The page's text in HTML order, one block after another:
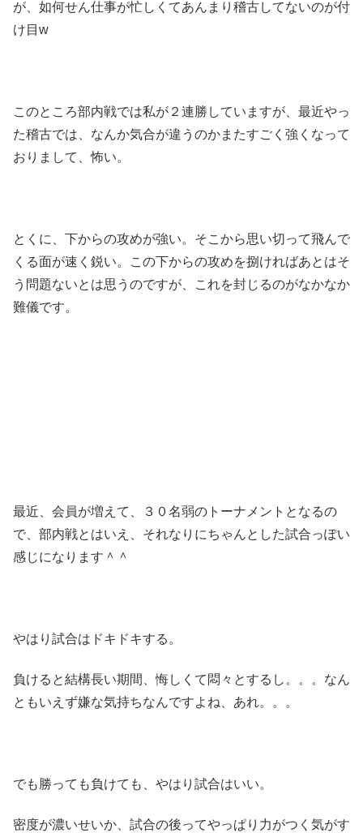
が、如何せん仕事が忙しくてあんまり稽古してないのが付
け目w
このところ部内戦では私が２連勝していますが、最近やっ
た稽古では、なんか気合が違うのかまたすごく強くなって
おりまして、怖い。
とくに、下からの攻めが強い。そこから思い切って飛んで
くる面が速く鋭い。この下からの攻めを捌ければあとはそ
う問題ないとは思うのですが、これを封じるのがなかなか
難儀です。
最近、会員が増えて、３０名弱のトーナメントとなるの
で、部内戦とはいえ、それなりにちゃんとした試合っぽい
感じになります＾＾
やはり試合はドキドキする。
負けると結構長い期間、悔しくて悶々とするし。。。なん
ともいえず嫌な気持ちなんですよね、あれ。。。
でも勝っても負けても、やはり試合はいい。
密度が濃いせいか、試合の後ってやっぱり力がつく気がす